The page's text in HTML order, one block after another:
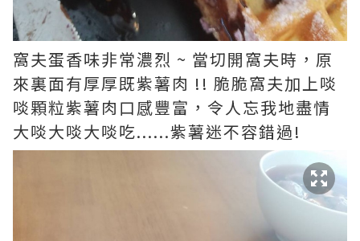
窩夫蛋香味非常濃烈 ~ 當切開窩夫時，原
來裏面有厚厚既紫薯肉 !! 脆脆窩夫加上啖
啖顆粒紫薯肉口感豐富，令人忘我地盡情
大啖大啖大啖吃......紫薯迷不容錯過!